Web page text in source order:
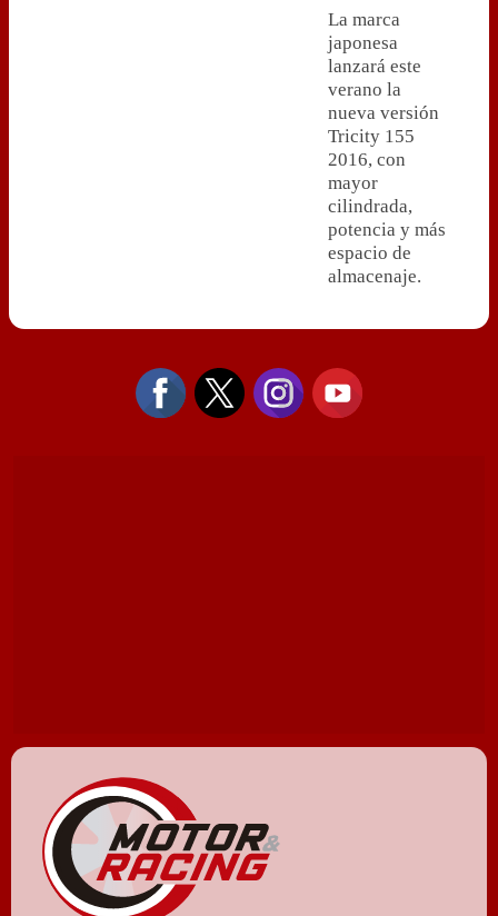
La marca
japonesa
lanzará este
verano la
nueva versión
Tricity 155
2016, con
mayor
cilindrada,
potencia y más
espacio de
almacenaje.